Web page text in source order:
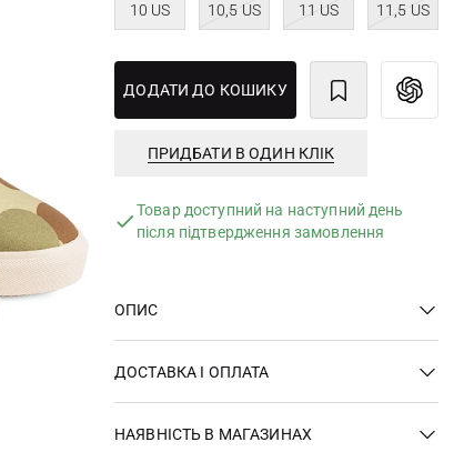
10 US 10,5 US 11 US 11,5 US
ДОДАТИ ДО КОШИКУ
ПРИДБАТИ В ОДИН КЛІК
Товар доступний на наступний день
після підтвердження замовлення
ОПИС
ДОСТАВКА І ОПЛАТА
НАЯВНІСТЬ В МАГАЗИНАХ